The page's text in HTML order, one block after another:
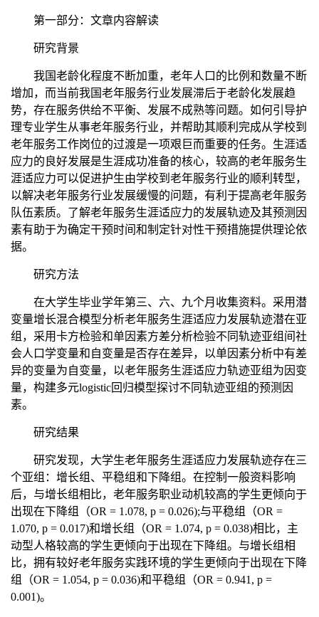
第一部分：文章内容解读
研究背景
我国老龄化程度不断加重，老年人口的比例和数量不断
增加，而当前我国老年服务行业发展滞后于老龄化发展趋
势，存在服务供给不平衡、发展不成熟等问题。如何引导护
理专业学生从事老年服务行业，并帮助其顺利完成从学校到
老年服务工作岗位的过渡是一项艰巨而重要的任务。生涯适
应力的良好发展是生涯成功准备的核心，较高的老年服务生
涯适应力可以促进护生由学校到老年服务行业的顺利转型，
以解决老年服务行业发展缓慢的问题，有利于提高老年服务
队伍素质。了解老年服务生涯适应力的发展轨迹及其预测因
素有助于为确定干预时间和制定针对性干预措施提供理论依
据。
研究方法
在大学生毕业学年第三、六、九个月收集资料。采用潜
变量增长混合模型分析老年服务生涯适应力发展轨迹潜在亚
组，采用卡方检验和单因素方差分析检验不同轨迹亚组间社
会人口学变量和自变量是否存在差异，以单因素分析中有差
异的变量为自变量，以老年服务生涯适应力轨迹亚组为因变
量，构建多元logistic回归模型探讨不同轨迹亚组的预测因
素。
研究结果
研究发现，大学生老年服务生涯适应力发展轨迹存在三
个亚组：增长组、平稳组和下降组。在控制一般资料影响
后，与增长组相比，老年服务职业动机较高的学生更倾向于
出现在下降组（OR = 1.078, p = 0.026);与平稳组（OR =
1.070, p = 0.017)和增长组（OR = 1.074, p = 0.038)相比，主
动型人格较高的学生更倾向于出现在下降组。与增长组相
比，拥有较好老年服务实践环境的学生更倾向于出现在下降
组（OR = 1.054, p = 0.036)和平稳组（OR = 0.941, p =
0.001)。